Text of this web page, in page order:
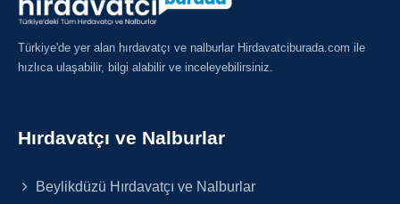
Türkiye'de yer alan hırdavatçı ve nalburlar Hirdavatciburada.com ile
hızlıca ulaşabilir, bilgi alabilir ve inceleyebilirsiniz.
Hırdavatçı ve Nalburlar
Beylikdüzü Hırdavatçı ve Nalburlar